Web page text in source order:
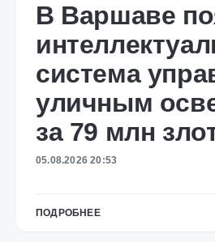
В Варшаве
система
уличным
за 79 млн
05.08.2026 20:53
ПОДРОБНЕЕ